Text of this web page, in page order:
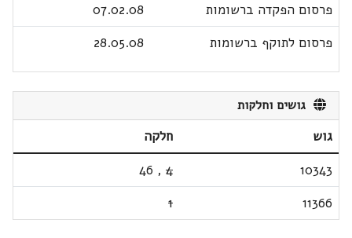
פרסום הפקדה ברשומות
07.02.08
פרסום לתוקף ברשומות
28.05.08
גושים וחלקות
גוש
חלקה
10343
4
,
46
11366
1